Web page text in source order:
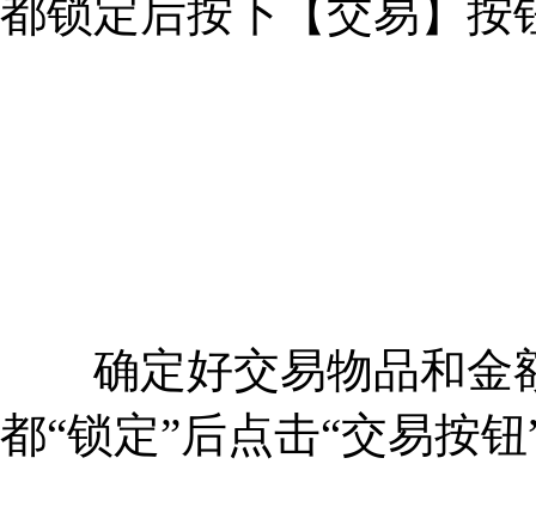
都锁定后按下【交易】按
确定好交易物品和金
都“锁定”后点击“交易按